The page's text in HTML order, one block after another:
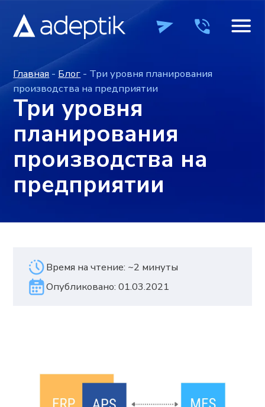
ПРОДУКТЫ КОМПАНИЯ
ПРОДУКТЫ КОМПАНИЯ
- Три уровня планирования
производства на предприятии
Три уровня
планирования
производства на
предприятии
Время на чтение: ~2 минуты